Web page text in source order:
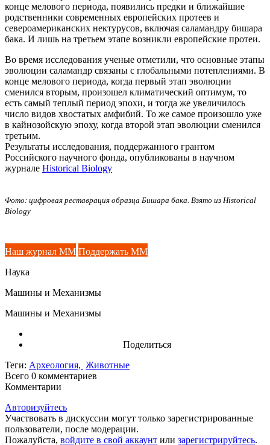
конце мелового периода, появились предки и ближайшие
родственники современных европейских протеев и
североамериканских нектурусов, включая саламандру бишара
бака. И лишь на третьем этапе возникли европейские протеи.
Во время исследования ученые отметили, что основные этапы
эволюции саламандр связаны с глобальными потеплениями. В
конце мелового периода, когда первый этап эволюции
сменился вторым, произошел климатический оптимум, то
есть самый теплый период эпохи, и тогда же увеличилось
число видов хвостатых амфибий. То же самое произошло уже
в кайнозойскую эпоху, когда второй этап эволюции сменился
третьим.
Результаты исследования, поддержанного грантом
Российского научного фонда, опубликованы в научном
журнале Historical Biology
Фото: цифровая реставрация образца Бишара бака. Взято из Historical
Biology
Наш журнал ММ Поддержать ММ
Наука
Машины и Механизмы
Машины и Механизмы
Поделиться
Теги: Археология, Животные
Всего 0 комментариев
Комментарии
Авторизуйтесь
Участвовать в дискуссии могут только зарегистрированные
пользователи, после модерации.
Пожалуйста, войдите в свой аккаунт или зарегистрируйтесь.